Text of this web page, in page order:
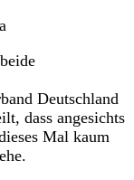
Deutschland
dass angesichts
Mal kaum